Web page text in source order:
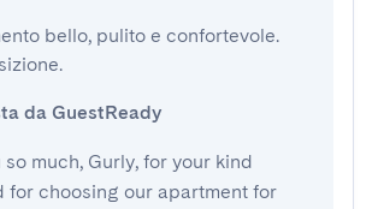
bello, pulito e confortevole.
da GuestReady
so much, Gurly, for your kind
for choosing our apartment for